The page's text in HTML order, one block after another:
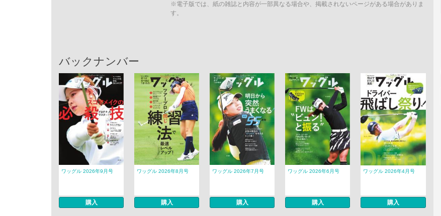
※電子版では、紙の雑誌と内容が一部異なる場合や、掲載されないページがある場合がありま
す。
バックナンバー
ワッグル 2026年9月号
購入
ワッグル 2026年8月号
購入
ワッグル 2026年7月号
購入
ワッグル 2026年6月号
購入
ワッグル 2026年4月号
購入